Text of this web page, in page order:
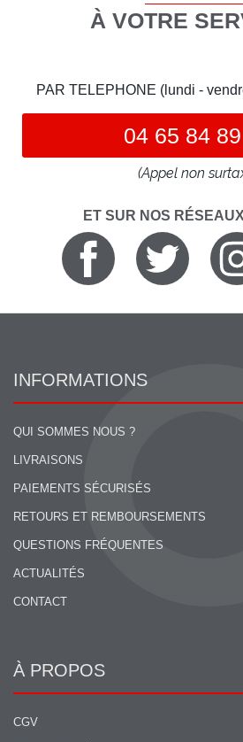
À VOTRE
PAR TELEPHONE (lundi -
04 65 84
(Appel non
ET SUR NOS
INFORMATIONS
QUI SOMMES NOUS ?
LIVRAISONS
PAIEMENTS SÉCURISÉS
RETOURS ET REMBOURSEMENTS
QUESTIONS FRÉQUENTES
ACTUALITÉS
CONTACT
À PROPOS
CGV